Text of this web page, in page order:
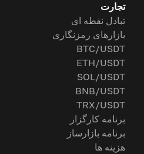
تجارت
تبادل نقطه ای
بازارهای رمزنگاری
BTC/USDT
ETH/USDT
SOL/USDT
BNB/USDT
TRX/USDT
برنامه کارگزار
برنامه بازارساز
هزینه ها